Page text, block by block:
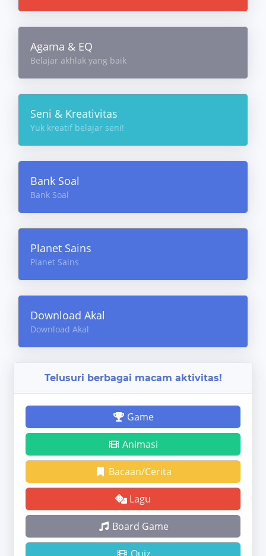
Agama & EQ
Belajar akhlak yang baik
Seni & Kreativitas
Yuk kreatif belajar seni!
Bank Soal
Bank Soal
Planet Sains
Planet Sains
Download Akal
Download Akal
Telusuri berbagai macam aktivitas!
Game
Animasi
Bacaan/Cerita
Lagu
Board Game